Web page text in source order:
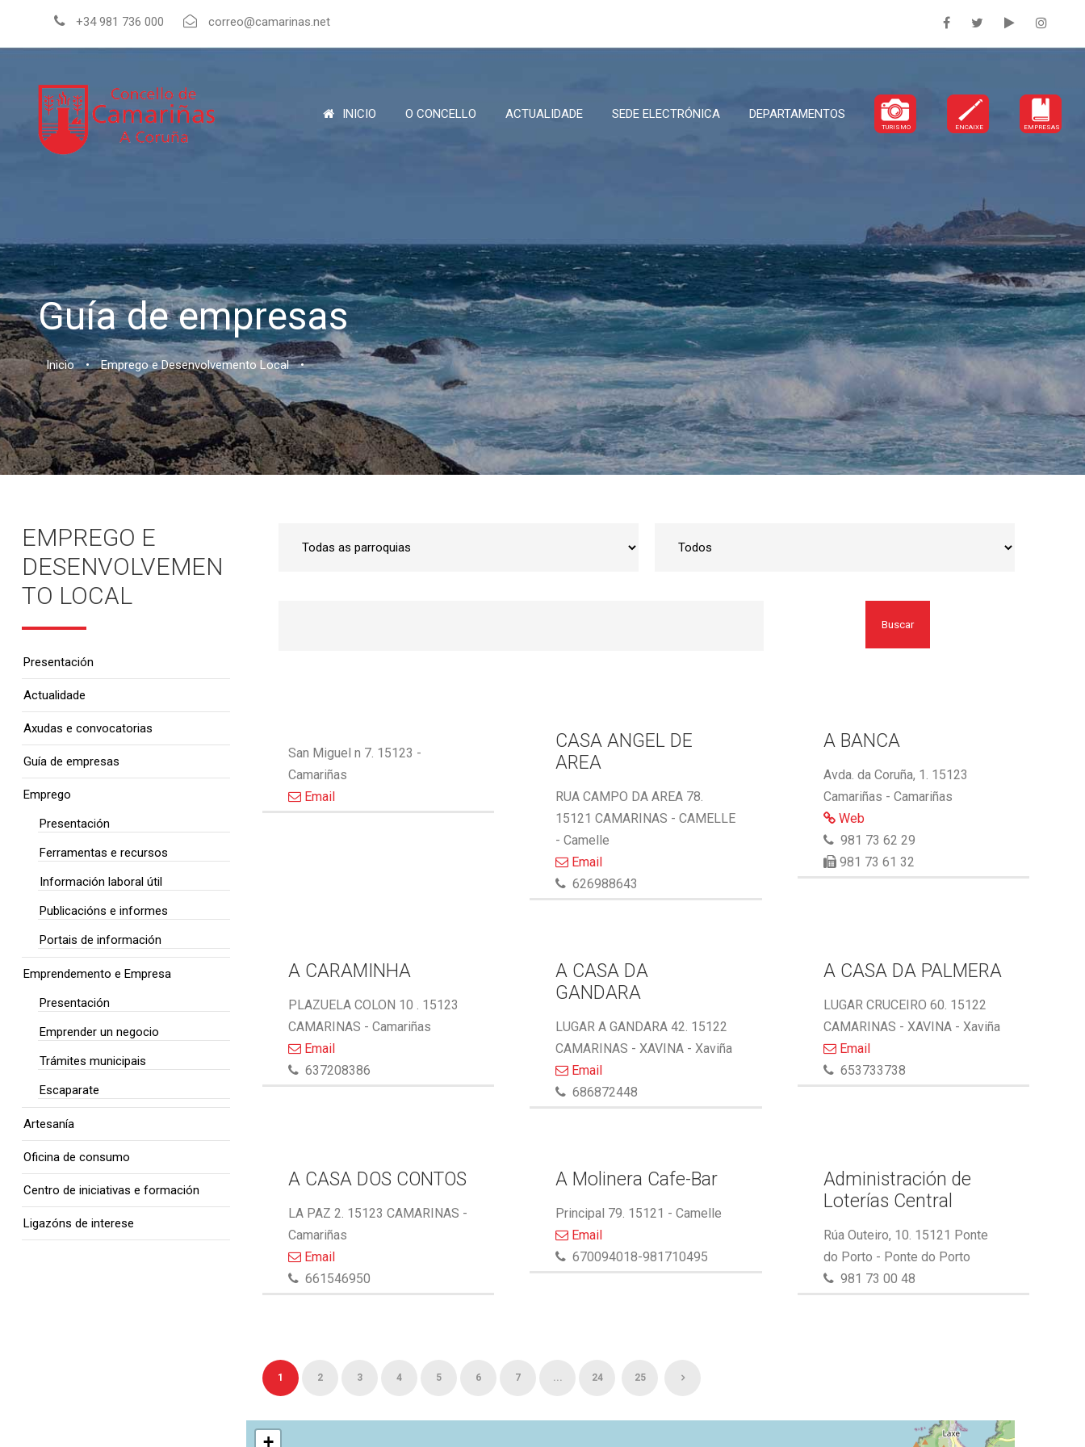
+34 981 736 000 correo@camarinas.net
INICIO O CONCELLO ACTUALIDADE SEDE ELECTRÓNICA DEPARTAMENTOS
TURISMO ENCAIXE EMPRESAS
Guía de empresas
Inicio • Emprego e Desenvolvemento Local •
Buscar
San Miguel n 7. 15123 -
Camariñas
Email
CASA ANGEL DE
AREA
RUA CAMPO DA AREA 78.
15121 CAMARINAS - CAMELLE
- Camelle
Email
626988643
A BANCA
Avda. da Coruña, 1. 15123
Camariñas - Camariñas
Web
981 73 62 29
981 73 61 32
A CARAMINHA
PLAZUELA COLON 10 . 15123
CAMARINAS - Camariñas
Email
637208386
A CASA DA
GANDARA
LUGAR A GANDARA 42. 15122
CAMARINAS - XAVINA - Xaviña
Email
686872448
A CASA DA PALMERA
LUGAR CRUCEIRO 60. 15122
CAMARINAS - XAVINA - Xaviña
Email
653733738
A CASA DOS CONTOS
LA PAZ 2. 15123 CAMARINAS -
Camariñas
Email
661546950
A Molinera Cafe-Bar
Principal 79. 15121 - Camelle
Email
670094018-981710495
Administración de
Loterías Central
Rúa Outeiro, 10. 15121 Ponte
do Porto - Ponte do Porto
981 73 00 48
1 2 3 4 5 6 7 ... 24 25
+
EMPREGO E
DESENVOLVEMEN
TO LOCAL
Presentación
Actualidade
Axudas e convocatorias
Guía de empresas
Emprego
Presentación
Ferramentas e recursos
Información laboral útil
Publicacións e informes
Portais de información
Emprendemento e Empresa
Presentación
Emprender un negocio
Trámites municipais
Escaparate
Artesanía
Oficina de consumo
Centro de iniciativas e formación
Ligazóns de interese